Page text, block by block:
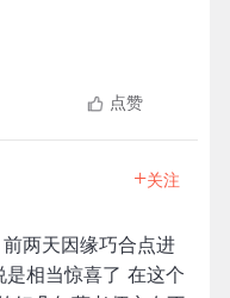
点赞
+关注
两天因缘巧合点进
相当惊喜了 在这个